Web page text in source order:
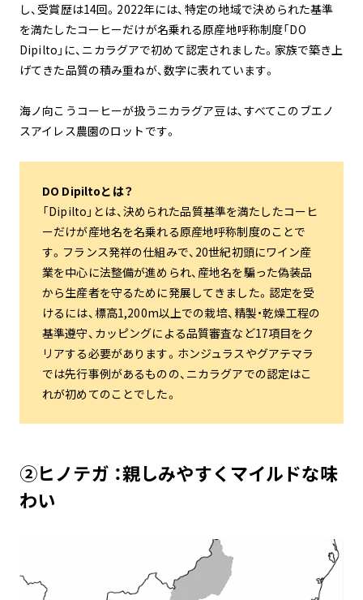
し、受賞歴は14回。2022年には、特定の地域で決められた基準
を満たしたコーヒーだけが名乗れる原産地呼称制度「DO
Dipilto」に、ニカラグアで初めて認定されました。家族で築き上
げてきた品質の積み重ねが、数字に表れています。
海ノ向こうコーヒーが扱うニカラグア豆は、すべてこのブエノ
スアイレス農園のロットです。
DO Dipiltoとは？
「Dipilto」とは、決められた品質基準を満たしたコーヒ
ーだけが産地名を名乗れる原産地呼称制度のことで
す。フランス発祥の仕組みで、20世紀初頭にワイン産
業を中心に法整備が進められ、産地名を騙った偽装品
から生産者を守るために発展してきました。認定を受
けるには、標高1,200m以上での栽培、精製・乾燥工程の
基準遵守、カッピングによる品質審査など17項目をク
リアする必要があります。ホンジュラスやグアテマラ
では先行事例があるものの、ニカラグアでの認定はこ
れが初めてのことでした。
②ヒノテガ ：親しみやすくマイルドな味
わい